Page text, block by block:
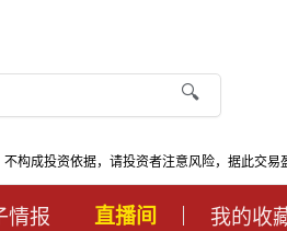
🔍
构成投资依据，请投资者注意风险，据此交易
情报 直播间 我的收